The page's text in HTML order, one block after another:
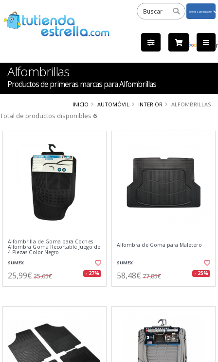
by
Alfombrillas
Productos de primeras marcas para Alfombrillas
INICIO AUTOMÓVIL INTERIOR ALFOMBRILLAS
Total de productos disponibles 6
Alfombrilla de Goma para Coches
Alfombra Goma Recortable Juego de
4 Piezas Color Negro
SUMEX
25,99€ 35,65€ - 27%
Alfombra de Goma para Maletero
SUMEX
58,48€ 77,85€ - 25%